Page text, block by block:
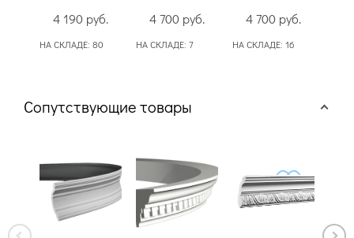
4 190 руб.
НА СКЛАДЕ: 80
4 700 руб.
НА СКЛАДЕ: 7
4 700 руб.
НА СКЛАДЕ: 16
Сопутствующие товары